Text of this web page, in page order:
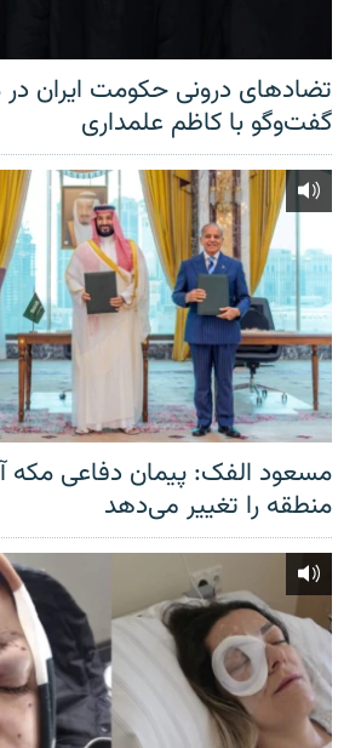
تضادهای درونی حکومت ایران در
گفت‌‌وگو با کاظم علمداری
مسعود الفک: پیمان دفاعی مکه
منطقه را تغییر می‌دهد